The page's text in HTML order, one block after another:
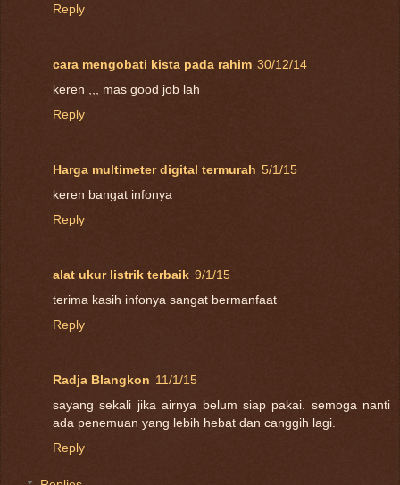
Reply
cara mengobati kista pada rahim 30/12/14
keren ,,, mas good job lah
Reply
Harga multimeter digital termurah 5/1/15
keren bangat infonya
Reply
alat ukur listrik terbaik 9/1/15
terima kasih infonya sangat bermanfaat
Reply
Radja Blangkon 11/1/15
sayang sekali jika airnya belum siap pakai. semoga nanti
ada penemuan yang lebih hebat dan canggih lagi.
Reply